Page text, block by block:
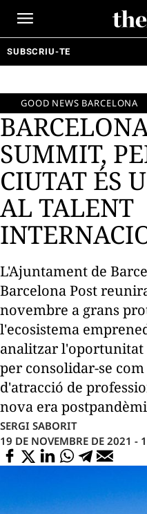
SUBSCRIU-TE
GOOD NEWS BARCELONA
SUMMIT,
CIUTAT ÉS
AL TALENT
L'Ajuntament de
Barcelona Post
novembre a grans
l'ecosistema
analitzar l'oportunitat
per consolidar-se
d'atracció de
nova era
SERGI SABORIT
19 DE NOVEMBRE DE 2021 -